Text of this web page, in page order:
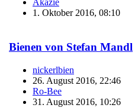
Akazie
1. Oktober 2016, 08:10
Bienen von Stefan Mandl
nickerlbien
26. August 2016, 22:46
Ro-Bee
31. August 2016, 10:26